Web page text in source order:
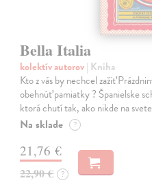
Bella Italia
kolektív autorov| Kniha
Kto z vás by nechcel zažiť
obehnúť pamiatky ? Španielske
ktorá chutí tak, ako nikde na
Na sklade ?
21,76 €
22,90 € ?